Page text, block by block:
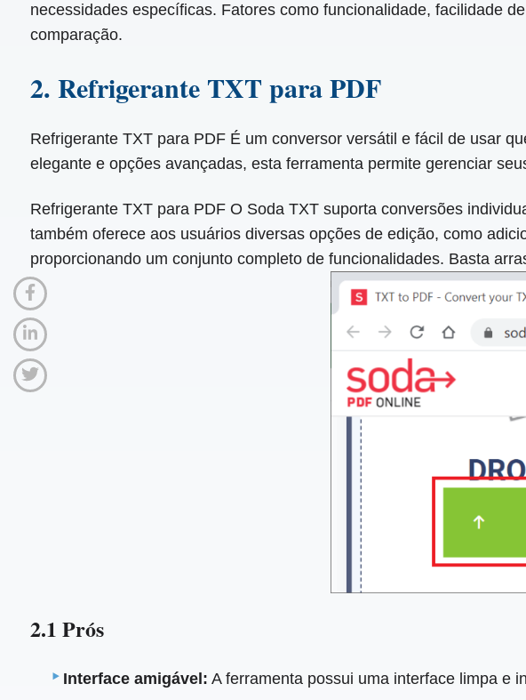
necessidades específicas. Fatores como funcionalidade, facilidade
comparação.
2. Refrigerante TXT para PDF
Refrigerante TXT para PDF É um conversor versátil e fácil de usar
elegante e opções avançadas, esta ferramenta permite gerenciar
Refrigerante TXT para PDF O Soda TXT suporta conversões
também oferece aos usuários diversas opções de edição, como
proporcionando um conjunto completo de funcionalidades. Basta
2.1 Prós
Interface amigável: A ferramenta possui uma interface limpa e